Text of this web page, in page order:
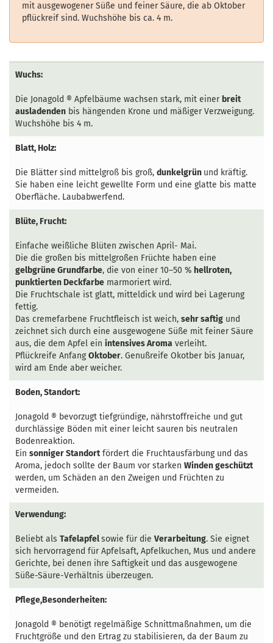
mit ausgewogener Süße und feiner Säure, die ab Oktober
pflückreif sind. Wuchshöhe bis ca. 4 m.
Wuchs:
Die Jonagold ® Apfelbäume wachsen stark, mit einer breit
ausladenden bis hängenden Krone und mäßiger Verzweigung.
Wuchshöhe bis 4 m.
Blatt, Holz:
Die Blätter sind mittelgroß bis groß, dunkelgrün und kräftig.
Sie haben eine leicht gewellte Form und eine glatte bis matte
Oberfläche. Laubabwerfend.
Blüte, Frucht:
Einfache weißliche Blüten zwischen April- Mai.
Die die großen bis mittelgroßen Früchte haben eine
gelbgrüne Grundfarbe, die von einer 10–50 % hellroten,
punktierten Deckfarbe marmoriert wird.
Die Fruchtschale ist glatt, mitteldick und wird bei Lagerung
fettig.
Das cremefarbene Fruchtfleisch ist weich, sehr saftig und
zeichnet sich durch eine ausgewogene Süße mit feiner Säure
aus, die dem Apfel ein intensives Aroma verleiht.
Pflückreife AnfangOktober. Genußreife Okotber bis Januar,
wird am Ende aber weicher.
Boden, Standort:
Jonagold ® bevorzugt tiefgründige, nährstoffreiche und gut
durchlässige Böden mit einer leicht sauren bis neutralen
Bodenreaktion.
Ein sonniger Standortfördert die Fruchtausfärbung und das
Aroma, jedoch sollte der Baum vor starken Winden geschützt
werden, um Schäden an den Zweigen und Früchten zu
vermeiden.
Verwendung:
Beliebt als Tafelapfelsowie für die Verarbeitung. Sie eignet
sich hervorragend für Apfelsaft, Apfelkuchen, Mus und andere
Gerichte, bei denen ihre Saftigkeit und das ausgewogene
Süße-Säure-Verhältnis überzeugen.
Pflege,Besonderheiten:
Jonagold ® benötigt regelmäßige Schnittmaßnahmen, um die
Fruchtgröße und den Ertrag zu stabilisieren, da der Baum zu